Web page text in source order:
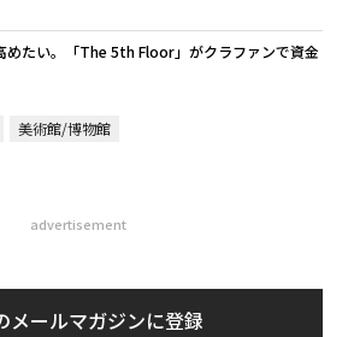
めたい。「The 5th Floor」がクラファンで資金
美術館/博物館
advertisement
メールマガジンに登録